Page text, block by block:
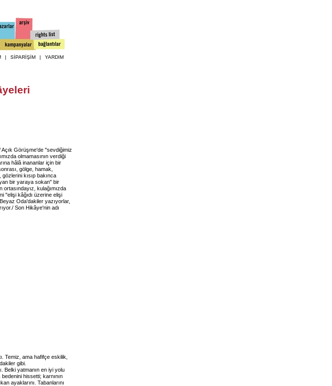
| SİPARİŞİM | YARDIM
Görüşme'de "sevdiğimiz
olmamasının verdiği
hâlâ inananlar için bir
gölge, hamak,
kısıp bakınca
bir yaraya sokan" bir
kulağımızda
"elişi kâğıdı üzerine elişi
Oda'dakiler yazıyorlar,
Son Hikâye'nin adı
Temiz, ama hafifçe eskilik,
gibi.
Belki yatmanın en iyi yolu
hissetti; karnının
ayaklarını. Tabanlarını